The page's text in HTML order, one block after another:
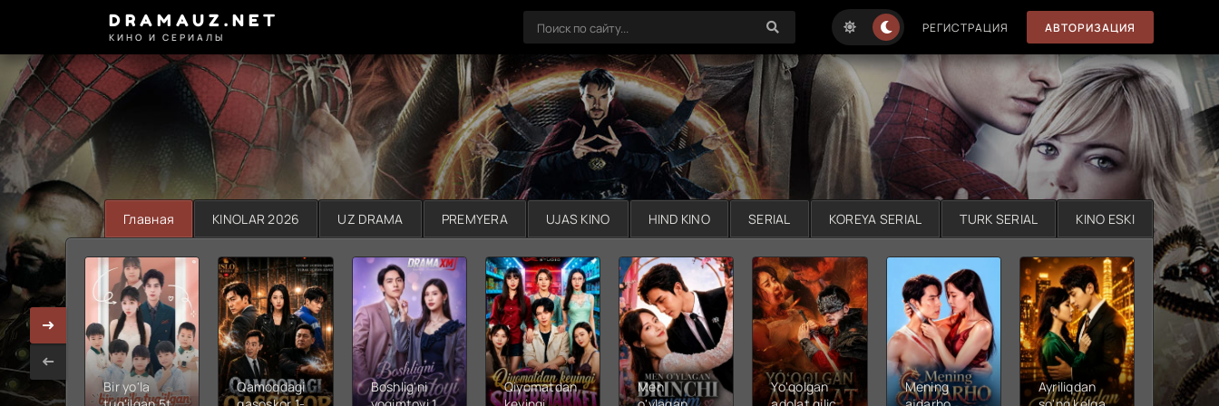
DRAMAUZ.NET
КИНО И СЕРИАЛЫ
РЕГИСТРАЦИЯ АВТОРИЗАЦИЯ
Главная KINOLAR 2026 UZ DRAMA PREMYERA UJAS KINO HIND KINO SERIAL KOREYA SERIAL TURK SERIAL KINO ESKI
Bir yo'la
Qamoqdagi
Boshlig'ni
Qiyomatdan
Men
Yo'qolgan
Mening
Ayriliqdan